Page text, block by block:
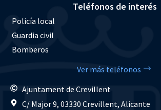
Teléfonos de interés
Policía local
Guardia civil
Bomberos
Ver más teléfonos
Ajuntament de Crevillent
C/ Major 9, 03330 Crevillent, Alicante